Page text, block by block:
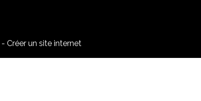
Créer un site internet